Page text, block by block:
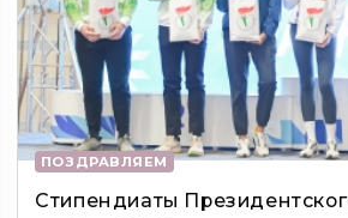
ПОЗДРАВЛЯЕМ
Стипендиаты